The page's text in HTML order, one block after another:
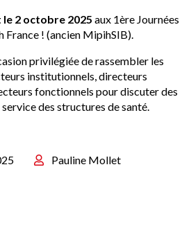
le 2 octobre 2025 aux 1ère Journées
France ! (ancien MipihSIB).
privilégiée de rassembler les
institutionnels, directeurs
fonctionnels pour discuter des
des structures de santé.
Pauline Mollet